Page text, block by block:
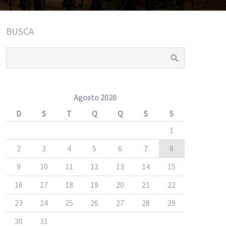
BUSCA
Agosto 2026
D
S T Q Q S
S
1
2
3 4 5 6 7
8
9
10 11 12 13 14
15
16
17 18 19 20 21
22
23
24 25 26 27 28
29
30
31